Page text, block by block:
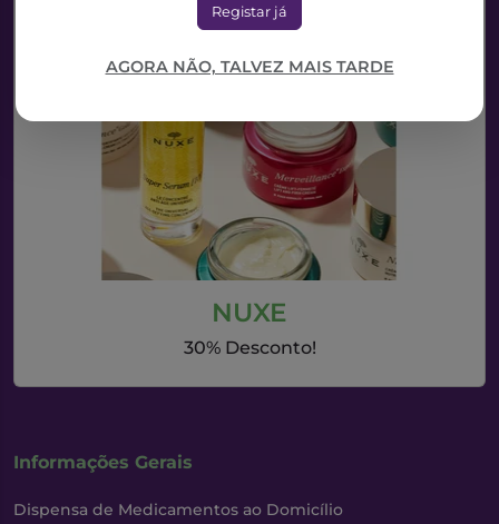
Registar já
AGORA NÃO, TALVEZ MAIS TARDE
NUXE
30% Desconto!
Informações Gerais
Dispensa de Medicamentos ao Domicílio